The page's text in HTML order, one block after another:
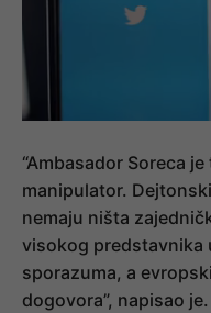
“Ambasador Soreca
manipulator.
nemaju ništa
visokog predstavnika
sporazuma, a
dogovora”, napisao je.